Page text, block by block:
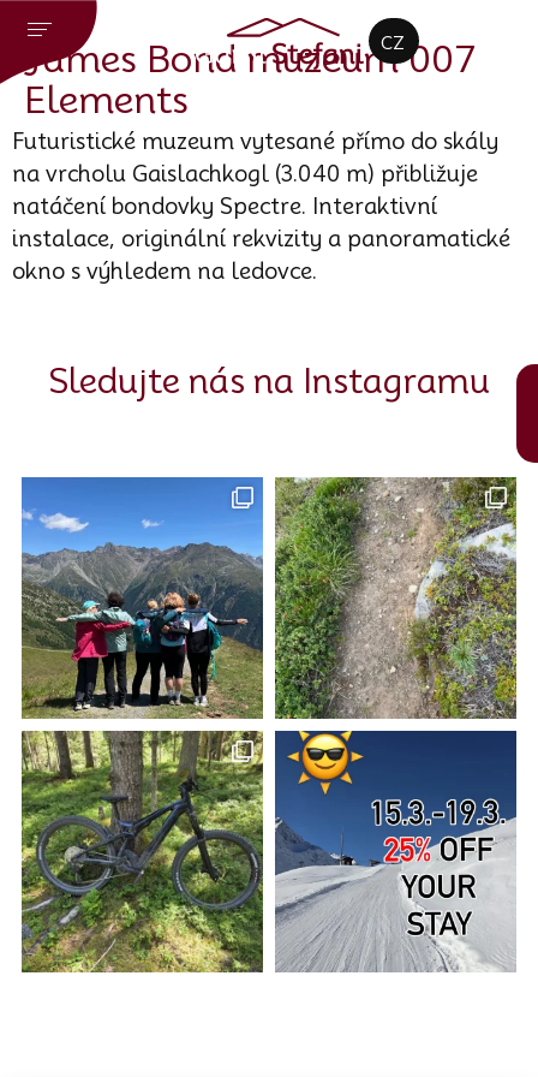
CZ
DE
EN
James Bond muzeum 007
Elements
Futuristické muzeum vytesané přímo do skály
na vrcholu Gaislachkogl (3.040 m) přibližuje
natáčení bondovky Spectre. Interaktivní
instalace, originální rekvizity a panoramatické
okno s výhledem na ledovce.
Sledujte nás na Instagramu